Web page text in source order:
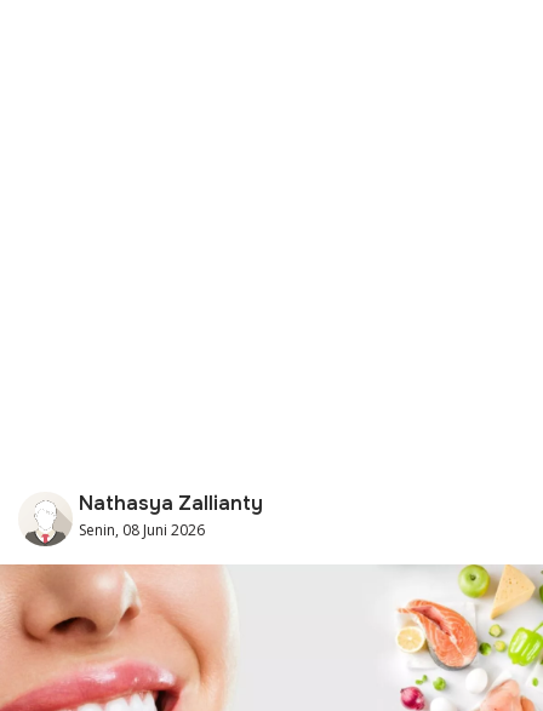
Nathasya Zallianty
Senin, 08 Juni 2026